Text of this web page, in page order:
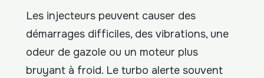
Les injecteurs peuvent causer des
démarrages difficiles, des vibrations, une
odeur de gazole ou un moteur plus
bruyant à froid. Le turbo alerte souvent